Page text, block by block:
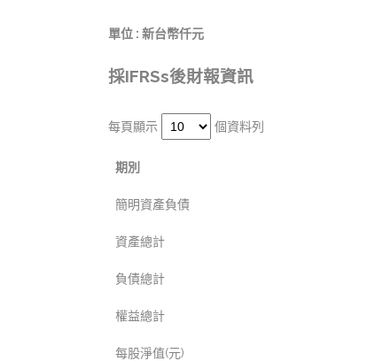
單位 : 新台幣仟元
採IFRSs後財報資訊
每頁顯示 個資料列
期別
簡明資產負債
資產總計
負債總計
權益總計
每股淨值(元)